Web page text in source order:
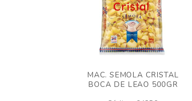
MAC. SEMOLA CRISTAL
BOCA DE LEAO 500GR